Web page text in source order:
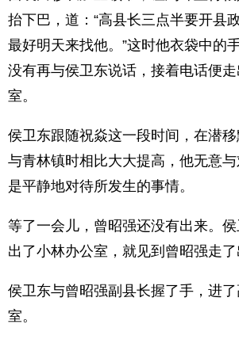
抬下巴，道：“高县长三点半要开县
最好明天来找他。”这时他衣袋中的
没有再与侯卫东说话，接着电话便
室。
侯卫东跟随祝焱这一段时间，在潜
与青林镇时相比大大提高，他无意
是平静地对待所发生的事情。
等了一会儿，曾昭强还没有出来。侯
出了小林办公室，就见到曾昭强走了
侯卫东与曾昭强副县长握了手，进
室。